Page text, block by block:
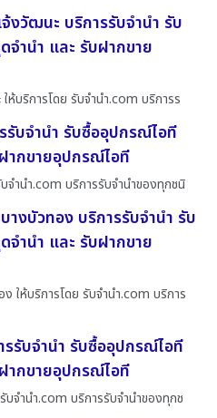
งวัฒนะ บริการรับจำนำ รับ
ำนำ และ รับฝากขาย
บริการโดย รับจํานํา.com บริการร
บจำนำ รับซื้ออุปกรณ์ไอที
ากขายอุปกรณ์ไอที
จํานํา.com บริการรับจำนำของทุกชนิ
างบัวทอง บริการรับจำนำ รับ
ำนำ และ รับฝากขาย
ให้บริการโดย รับจํานํา.com บริการ
รับจำนำ รับซื้ออุปกรณ์ไอที
ากขายอุปกรณ์ไอที
บจํานํา.com บริการรับจำนำของทุกช